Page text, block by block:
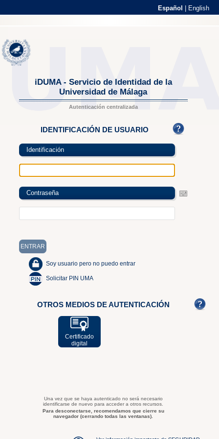
Español English
iDUMA - Servicio de Identidad de la
Universidad de Málaga
Autenticación centralizada
IDENTIFICACIÓN DE USUARIO
Identificación
Contraseña
Soy usuario pero no puedo entrar
Solicitar PIN UMA
OTROS MEDIOS DE AUTENTICACIÓN
Certificado
digital
Una vez que se haya autenticado no será necesario
identificarse de nuevo para acceder a otros recursos.
Para desconectarse, recomendamos que cierre su
navegador (cerrando todas las ventanas).